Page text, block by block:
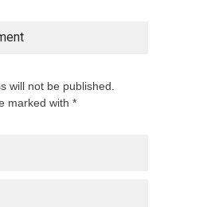
will not be published.
marked with *